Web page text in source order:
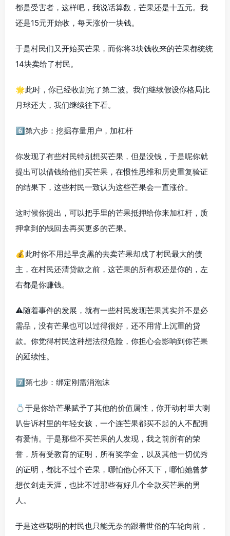
都是受害者，这样吧，我说话算数，芒果还是十五元。我
还是15元开始收，每天涨价一块钱。
于是村民们又开始买芒果，而你将3块钱收来的芒果都统统
14块卖给了村民。
🌟此时，你已经收割完了第二波。我们继续假设你格局比
月球还大，我们继续往下看。
6️⃣第六步：挖掘存量用户，加杠杆
你发现了有些村民特别想买芒果，但是没钱，于是呢你就
提出可以借钱给他们买芒果，在惯性思维和历史重复验证
的结果下，这些村民一致认为这些芒果会一直涨价。
这时候你提出，可以把手里的芒果抵押给你来加杠杆，质
押拿到的钱回去再买更多的芒果。
💰此时你不用起早贪黑的去卖芒果却成了村民最大的债
主，在村民还清贷款之前，这芒果的所有权还是你的，左
右都是你赚钱。
⚠️随着事件的发展，就有一些村民发现芒果其实并不是必
需品，没有芒果也可以过得很好，还不用背上沉重的贷
款。你觉得村民这种想法很危险，你担心会影响到你芒果
的延续性。
7️⃣第七步：绑定刚需消泡沫
💍于是你给芒果赋予了其他的价值属性，你开动村里大喇
叭告诉村里的年轻女孩，一个连芒果都买不起的人不配拥
有爱情。于是那些不买芒果的人发现，我之前所有的荣
誉，所有受教育的证明，所有奖学金，以及其他一切优秀
的证明，都比不过个芒果，哪怕他心怀天下，哪怕她曾梦
想仗剑走天涯，也比不过那些有好几个全款买芒果的男
人。
于是这些聪明的村民也只能无奈的跟着世俗的车轮向前，